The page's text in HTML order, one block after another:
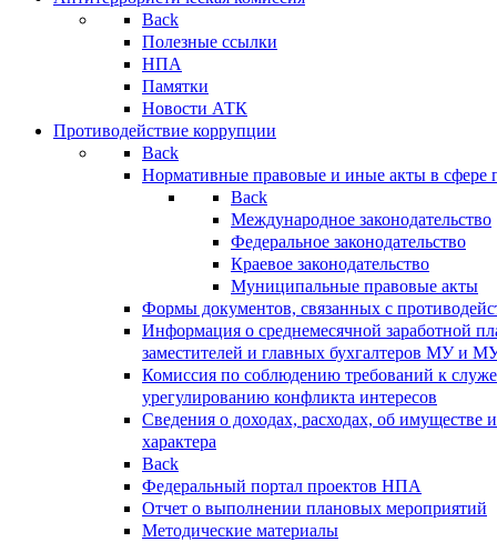
Back
Полезные ссылки
НПА
Памятки
Новости АТК
Противодействие коррупции
Back
Нормативные правовые и иные акты в сфере
Back
Международное законодательство
Федеральное законодательство
Краевое законодательство
Муниципальные правовые акты
Формы документов, связанных с
Информация о среднемесячной заработной
заместителей и главных бухгалтеров МУ и
Комиссия по соблюдению требований к
урегулированию конфликта интересов
Сведения о доходах, расходах, об имуществе
характера
Back
Федеральный портал проектов НПА
Отчет о выполнении плановых мероприятий
Методические материалы